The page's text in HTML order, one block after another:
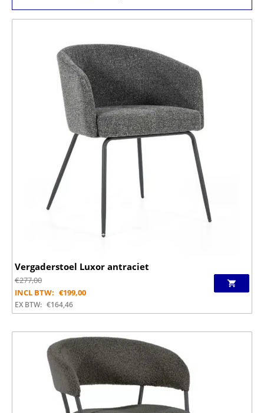
Vergaderstoel Luxor antraciet
€277,00
INCL BTW: €199,00
EX BTW: €164,46